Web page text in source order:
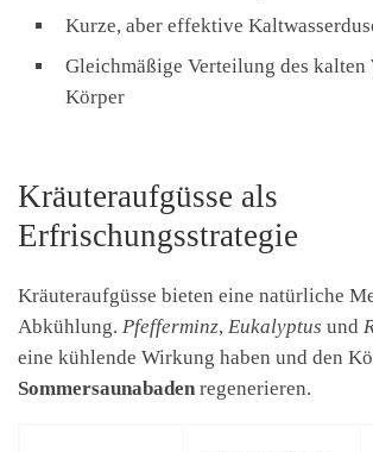
Kurze, aber effektive
Gleichmäßige Verteilung des kalten
Körper
Kräuteraufgüsse als
Erfrischungsstrategie
Kräuteraufgüsse bieten eine natürliche
Abkühlung. Pfefferminz, Eukalyptus und
eine kühlende Wirkung haben und den
Sommersaunabaden regenerieren.